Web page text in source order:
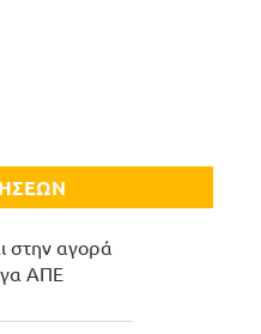
στην αγορά
ΑΠΕ